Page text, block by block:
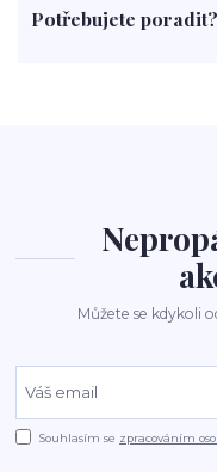
rohlíky
grilování čaj
Potřebujete poradit?
Můžete se kdykoli
Souhlasím se zpracováním